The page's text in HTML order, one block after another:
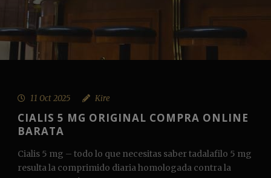
11 Oct 2025 Kire
CIALIS 5 MG ORIGINAL COMPRA ONLINE
BARATA
Cialis 5 mg – todo lo que necesitas saber tadalafilo 5 mg
resulta la comprimido diaria homologada contra la